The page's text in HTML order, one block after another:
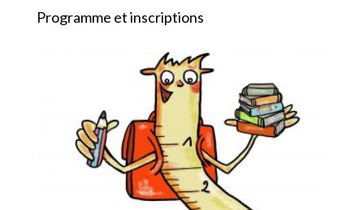
Programme et inscriptions